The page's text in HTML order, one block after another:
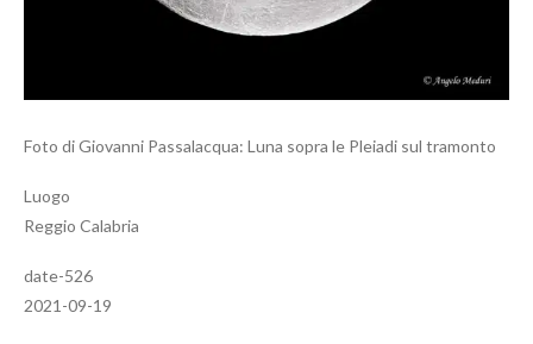
Foto di Giovanni Passalacqua: Luna sopra le Pleiadi sul tramonto
Luogo
Reggio Calabria
date-526
2021-09-19